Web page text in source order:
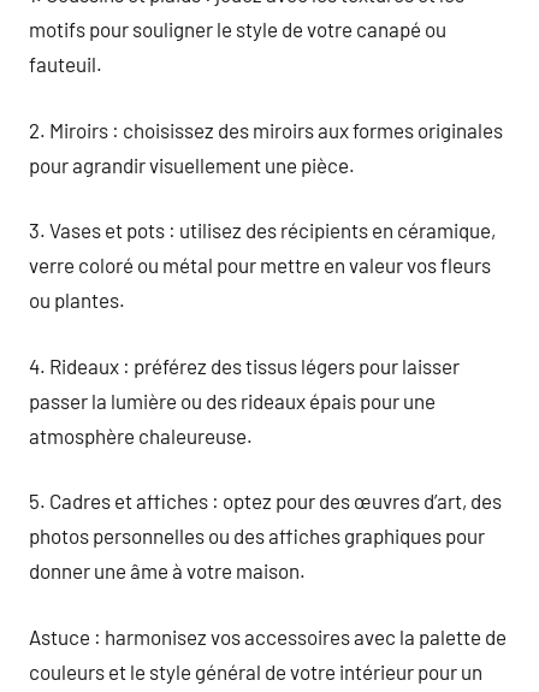
motifs pour souligner le style de votre canapé ou
fauteuil.
2. Miroirs : choisissez des miroirs aux formes originales
pour agrandir visuellement une pièce.
3. Vases et pots : utilisez des récipients en céramique,
verre coloré ou métal pour mettre en valeur vos fleurs
ou plantes.
4. Rideaux : préférez des tissus légers pour laisser
passer la lumière ou des rideaux épais pour une
atmosphère chaleureuse.
5. Cadres et affiches : optez pour des œuvres d’art, des
photos personnelles ou des affiches graphiques pour
donner une âme à votre maison.
Astuce : harmonisez vos accessoires avec la palette de
couleurs et le style général de votre intérieur pour un